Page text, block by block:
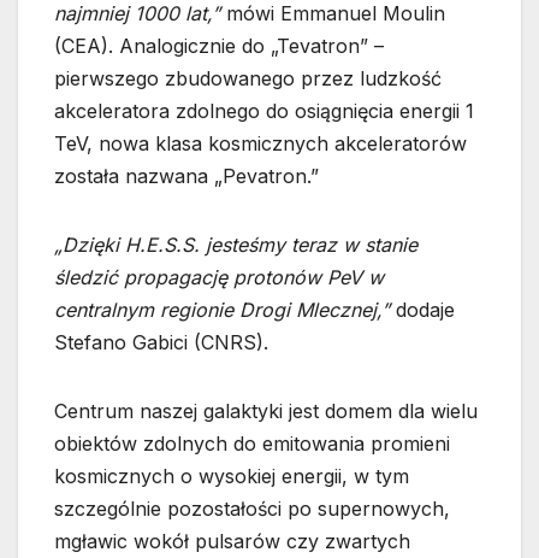
najmniej 1000 lat,”mówi Emmanuel Moulin
(CEA). Analogicznie do „Tevatron” –
pierwszego zbudowanego przez ludzkość
akceleratora zdolnego do osiągnięcia energii 1
TeV, nowa klasa kosmicznych akceleratorów
została nazwana „Pevatron.”
„Dzięki H.E.S.S. jesteśmy teraz w stanie
śledzić propagację protonów PeV w
centralnym regionie Drogi Mlecznej,”dodaje
Stefano Gabici (CNRS).
Centrum naszej galaktyki jest domem dla wielu
obiektów zdolnych do emitowania promieni
kosmicznych o wysokiej energii, w tym
szczególnie pozostałości po supernowych,
mgławic wokół pulsarów czy zwartych